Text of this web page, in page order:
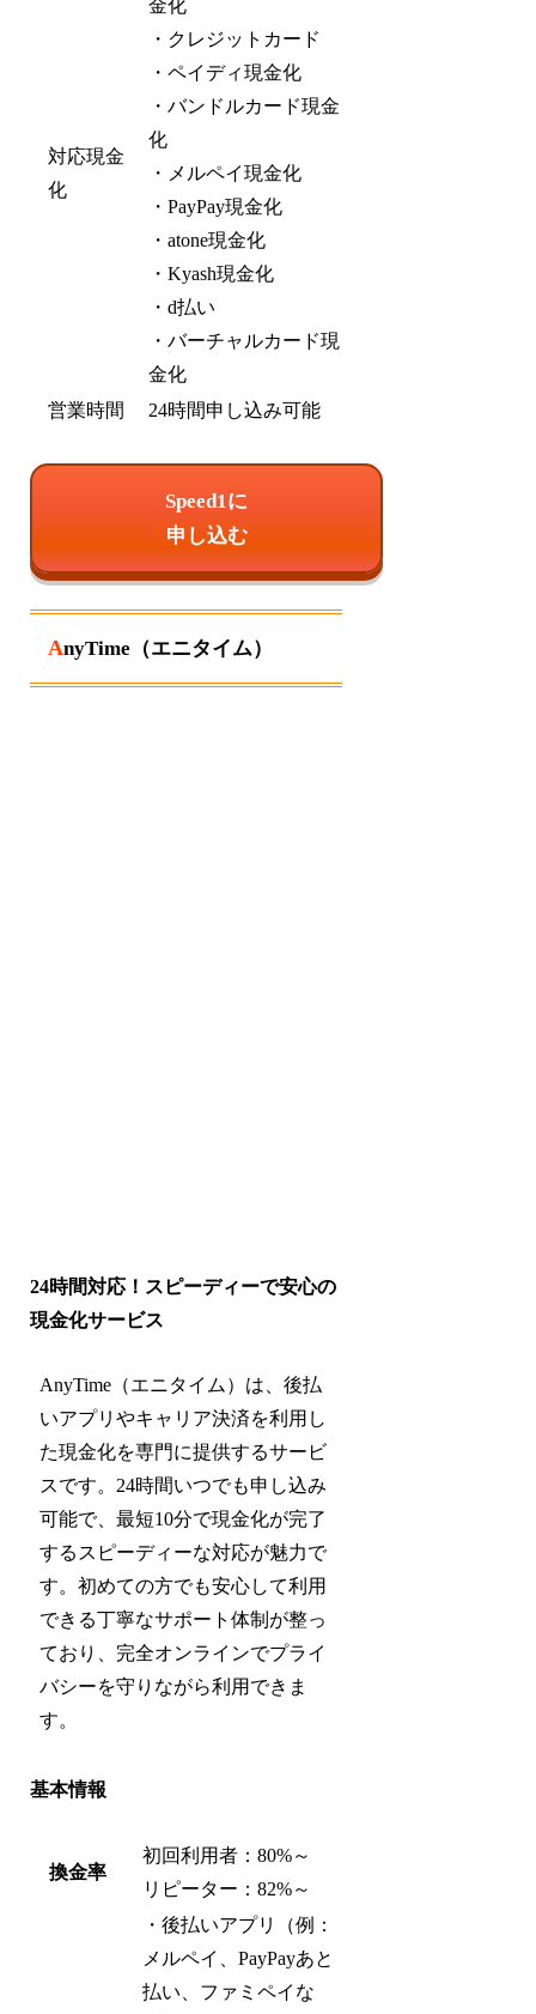
対応現金
化
金化
・クレジットカード
・ペイディ現金化
・バンドルカード現金
化
・メルペイ現金化
・PayPay現金化
・atone現金化
・Kyash現金化
・d払い
・バーチャルカード現
金化
営業時間
24時間申し込み可能
Speed1に
申し込む
AnyTime（エニタイム）
24時間対応！スピーディーで安心の
現金化サービス
AnyTime（エニタイム）は、後払
いアプリやキャリア決済を利用し
た現金化を専門に提供するサービ
スです。24時間いつでも申し込み
可能で、最短10分で現金化が完了
するスピーディーな対応が魅力で
す。初めての方でも安心して利用
できる丁寧なサポート体制が整っ
ており、完全オンラインでプライ
バシーを守りながら利用できま
す。
基本情報
換金率
初回利用者：80%～
リピーター：82%～
・後払いアプリ（例：
メルペイ、PayPayあと
払い、ファミペイな